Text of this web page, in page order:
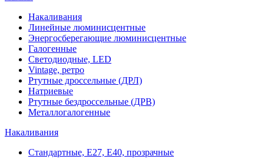
Накаливания
Линейные люминисцентные
Энергосберегающие люминисцентные
Галогенные
Светодиодные, LED
Vintage, ретро
Ртутные дроссельные (ДРЛ)
Натриевые
Ртутные бездроссельные (ДРВ)
Металлогалогенные
Накаливания
Стандартные, Е27, Е40, прозрачные